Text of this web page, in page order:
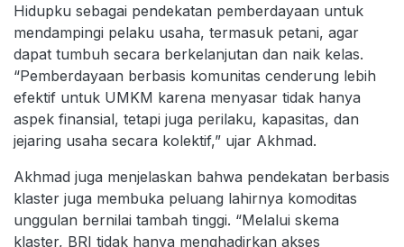
Hidupku sebagai pendekatan pemberdayaan untuk
mendampingi pelaku usaha, termasuk petani, agar
dapat tumbuh secara berkelanjutan dan naik kelas.
“Pemberdayaan berbasis komunitas cenderung lebih
efektif untuk UMKM karena menyasar tidak hanya
aspek finansial, tetapi juga perilaku, kapasitas, dan
jejaring usaha secara kolektif,” ujar Akhmad.
Akhmad juga menjelaskan bahwa pendekatan berbasis
klaster juga membuka peluang lahirnya komoditas
unggulan bernilai tambah tinggi. “Melalui skema
klaster, BRI tidak hanya menghadirkan akses